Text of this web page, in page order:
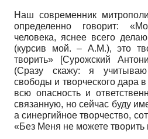
Наш современник
определенно говорит:
человека, яснее всего
(курсив мой. – А.М.), это
творить»
[Сурожский
(Сразу скажу: я
свободы и творческого дара
всю опасность и
связанную, но сейчас буду
а синергийное творчество,
«Без Меня не можете творить